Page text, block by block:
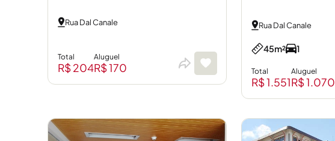
Rua Dal Canale
Total
R$ 204
Aluguel
R$ 170
Rua Dal Canale
45m² 1
Total
R$ 1.551
Aluguel
R$ 1.070